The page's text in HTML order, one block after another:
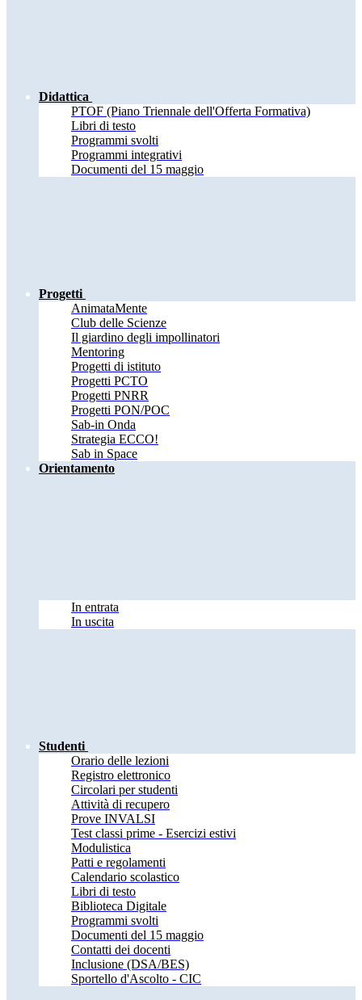
Didattica
PTOF (Piano Triennale dell'Offerta Formativa)
Libri di testo
Programmi svolti
Programmi integrativi
Documenti del 15 maggio
Progetti
AnimataMente
Club delle Scienze
Il giardino degli impollinatori
Mentoring
Progetti di istituto
Progetti PCTO
Progetti PNRR
Progetti PON/POC
Sab-in Onda
Strategia ECCO!
Sab in Space
Orientamento
In entrata
In uscita
Studenti
Orario delle lezioni
Registro elettronico
Circolari per studenti
Attività di recupero
Prove INVALSI
Test classi prime - Esercizi estivi
Modulistica
Patti e regolamenti
Calendario scolastico
Libri di testo
Biblioteca Digitale
Programmi svolti
Documenti del 15 maggio
Contatti dei docenti
Inclusione (DSA/BES)
Sportello d'Ascolto - CIC